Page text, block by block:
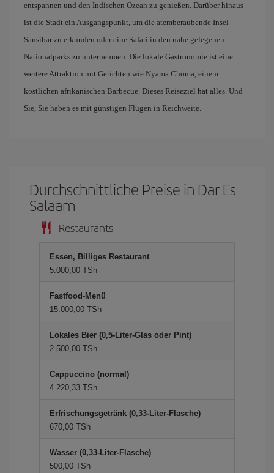
entspannen und den Indischen Ozean zu genießen. Darüber hinaus
ist die Stadt ein Ausgangspunkt, um die atemberaubende Insel
Sansibar zu erkunden oder eine Safari in den nahe gelegenen
Nationalparks zu unternehmen. Die lokale Gastronomie ist eine
weitere Attraktion mit Gerichten wie Nyama Choma, einem
köstlichen afrikanischen Barbecue. Dieses Reiseziel hat alles. Und
Sie, Sie haben es mit günstigen Flügen in Reichweite.
Durchschnittliche Preise in Dar Es
Salaam
Restaurants
Essen, Billiges Restaurant
5.000,00 TSh
Fastfood-Menü
15.000,00 TSh
Lokales Bier (0,5-Liter-Glas oder Pint)
2.500,00 TSh
Cappuccino (normal)
4.220,33 TSh
Erfrischungsgetränk (0,33-Liter-Flasche)
670,00 TSh
Wasser (0,33-Liter-Flasche)
500,00 TSh